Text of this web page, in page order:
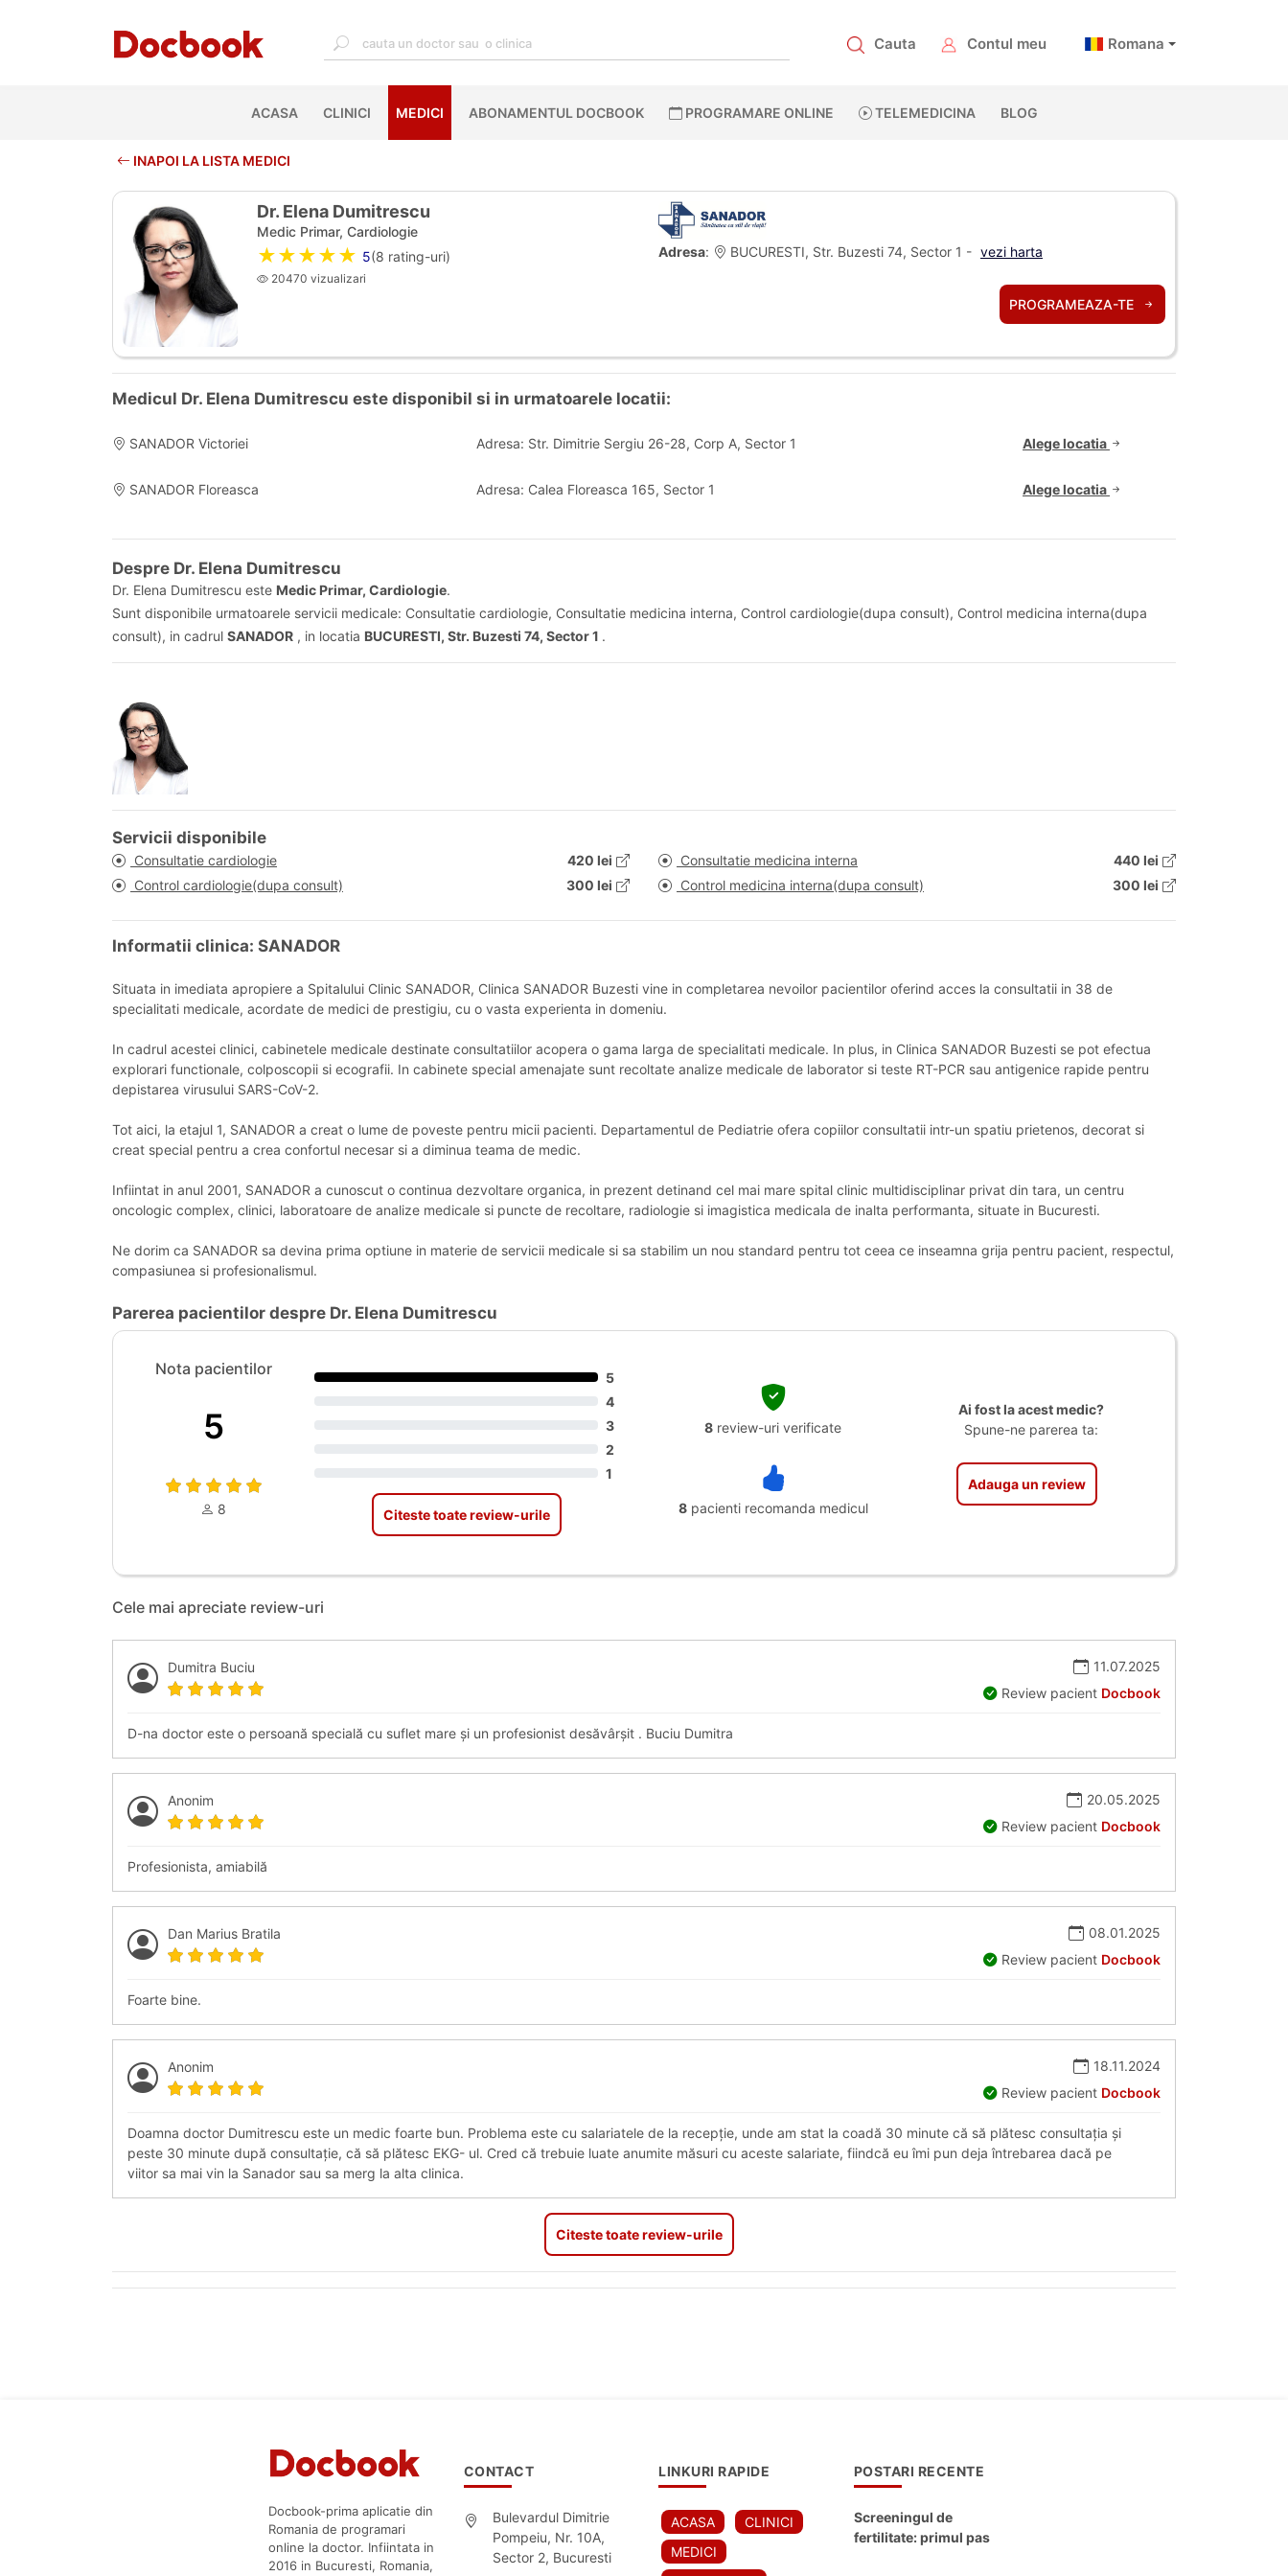
Cauta Contul meu Romana
ACASA(CURRENT)
CLINICI MEDICI ABONAMENTUL DOCBOOK PROGRAMARE ONLINE TELEMEDICINA BLOG
INAPOI LA LISTA MEDICI
Dr. Elena Dumitrescu
Medic Primar, Cardiologie
★★★★★ 5(8 rating-uri)
20470 vizualizari
Adresa: BUCURESTI, Str. Buzesti 74, Sector 1 - vezi harta
PROGRAMEAZA-TE
Medicul Dr. Elena Dumitrescu este disponibil si in urmatoarele locatii:
SANADOR Victoriei Adresa: Str. Dimitrie Sergiu 26-28, Corp A, Sector 1 Alege locatia
SANADOR Floreasca Adresa: Calea Floreasca 165, Sector 1 Alege locatia
Despre Dr. Elena Dumitrescu
Dr. Elena Dumitrescu este Medic Primar, Cardiologie.
Sunt disponibile urmatoarele servicii medicale: Consultatie cardiologie, Consultatie medicina interna, Control cardiologie(dupa consult), Control medicina interna(dupa
consult), in cadrul SANADOR , in locatia BUCURESTI, Str. Buzesti 74, Sector 1 .
Servicii disponibile
Consultatie cardiologie 420 lei Consultatie medicina interna
440 lei
Control cardiologie(dupa consult)
300 lei Control medicina interna(dupa consult) 300 lei
Informatii clinica: SANADOR
Situata in imediata apropiere a Spitalului Clinic SANADOR, Clinica SANADOR Buzesti vine in completarea nevoilor pacientilor oferind acces la consultatii in 38 de
specialitati medicale, acordate de medici de prestigiu, cu o vasta experienta in domeniu.
In cadrul acestei clinici, cabinetele medicale destinate consultatiilor acopera o gama larga de specialitati medicale. In plus, in Clinica SANADOR Buzesti se pot efectua
explorari functionale, colposcopii si ecografii. In cabinete special amenajate sunt recoltate analize medicale de laborator si teste RT-PCR sau antigenice rapide pentru
depistarea virusului SARS-CoV-2.
Tot aici, la etajul 1, SANADOR a creat o lume de poveste pentru micii pacienti. Departamentul de Pediatrie ofera copiilor consultatii intr-un spatiu prietenos, decorat si
creat special pentru a crea confortul necesar si a diminua teama de medic.
Infiintat in anul 2001, SANADOR a cunoscut o continua dezvoltare organica, in prezent detinand cel mai mare spital clinic multidisciplinar privat din tara, un centru
oncologic complex, clinici, laboratoare de analize medicale si puncte de recoltare, radiologie si imagistica medicala de inalta performanta, situate in Bucuresti.
Ne dorim ca SANADOR sa devina prima optiune in materie de servicii medicale si sa stabilim un nou standard pentru tot ceea ce inseamna grija pentru pacient, respectul,
compasiunea si profesionalismul.
Parerea pacientilor despre Dr. Elena Dumitrescu
Nota pacientilor
5
8
5
4
3
2
1
Citeste toate review-urile
8 review-uri verificate
8pacienti recomanda medicul
Ai fost la acest medic?
Spune-ne parerea ta:
Adauga un review
Cele mai apreciate review-uri
Dumitra Buciu
11.07.2025
Review pacient Docbook
D-na doctor este o persoană specială cu suflet mare și un profesionist desăvârșit . Buciu Dumitra
Anonim
20.05.2025
Review pacient Docbook
Profesionista, amiabilă
Dan Marius Bratila
08.01.2025
Review pacient Docbook
Foarte bine.
Anonim
18.11.2024
Review pacient Docbook
Doamna doctor Dumitrescu este un medic foarte bun. Problema este cu salariatele de la recepție, unde am stat la coadă 30 minute că să plătesc consultația și
peste 30 minute după consultație, că să plătesc EKG- ul. Cred că trebuie luate anumite măsuri cu aceste salariate, fiindcă eu îmi pun deja întrebarea dacă pe
viitor sa mai vin la Sanador sau sa merg la alta clinica.
Citeste toate review-urile
Docbook-prima aplicatie din
Romania de programari
online la doctor. Infiintata in
2016 in Bucuresti, Romania,
CONTACT
Bulevardul Dimitrie
Pompeiu, Nr. 10A,
Sector 2, Bucuresti
LINKURI RAPIDE
ACASA
CLINICI
MEDICI
POSTARI RECENTE
Screeningul de
fertilitate: primul pas